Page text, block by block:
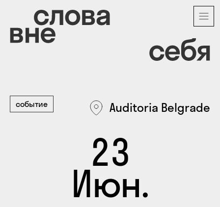
основному
содержанию
событие Auditoria Belgrade
23
Июн.